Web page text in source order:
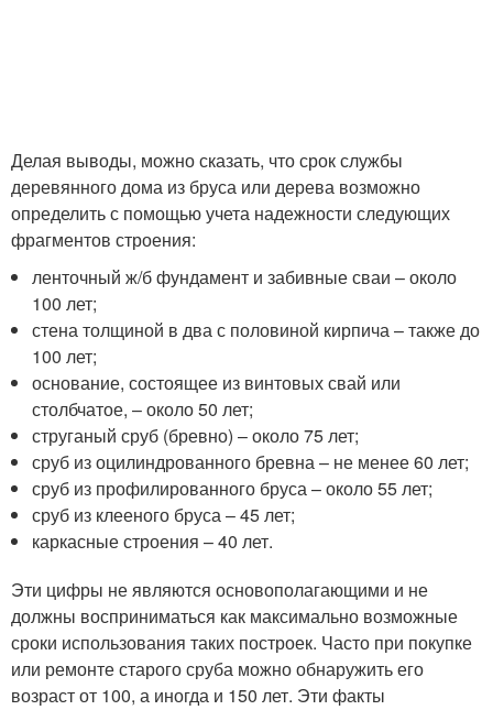
Делая выводы, можно сказать, что срок службы
деревянного дома из бруса или дерева возможно
определить с помощью учета надежности следующих
фрагментов строения:
ленточный ж/б фундамент и забивные сваи – около
100 лет;
стена толщиной в два с половиной кирпича – также до
100 лет;
основание, состоящее из винтовых свай или
столбчатое, – около 50 лет;
струганый сруб (бревно) – около 75 лет;
сруб из оцилиндрованного бревна – не менее 60 лет;
сруб из профилированного бруса – около 55 лет;
сруб из клееного бруса – 45 лет;
каркасные строения – 40 лет.
Эти цифры не являются основополагающими и не
должны восприниматься как максимально возможные
сроки использования таких построек. Часто при покупке
или ремонте старого сруба можно обнаружить его
возраст от 100, а иногда и 150 лет. Эти факты